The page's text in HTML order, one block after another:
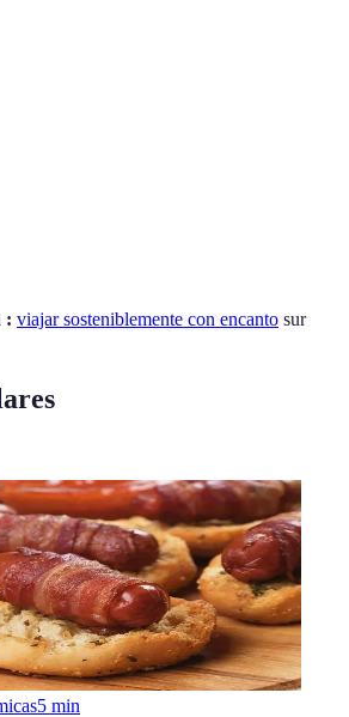
: viajar sosteniblemente con encanto sur
5 min